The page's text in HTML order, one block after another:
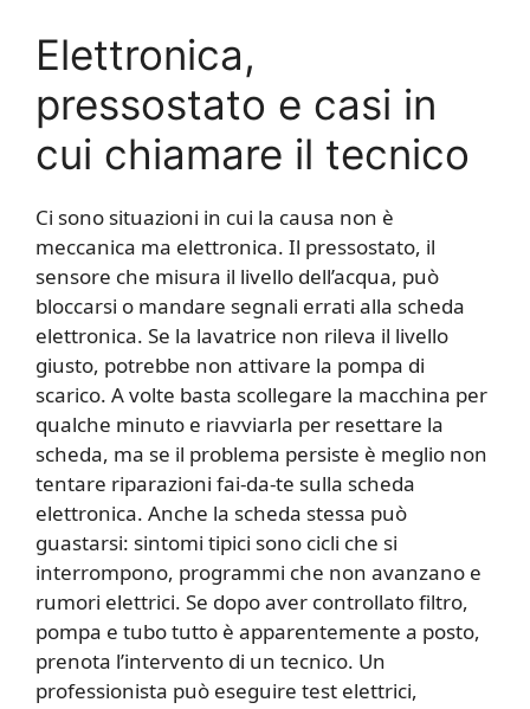
Elettronica,
pressostato e casi in
cui chiamare il tecnico
Ci sono situazioni in cui la causa non è
meccanica ma elettronica. Il pressostato, il
sensore che misura il livello dell’acqua, può
bloccarsi o mandare segnali errati alla scheda
elettronica. Se la lavatrice non rileva il livello
giusto, potrebbe non attivare la pompa di
scarico. A volte basta scollegare la macchina per
qualche minuto e riavviarla per resettare la
scheda, ma se il problema persiste è meglio non
tentare riparazioni fai-da-te sulla scheda
elettronica. Anche la scheda stessa può
guastarsi: sintomi tipici sono cicli che si
interrompono, programmi che non avanzano e
rumori elettrici. Se dopo aver controllato filtro,
pompa e tubo tutto è apparentemente a posto,
prenota l’intervento di un tecnico. Un
professionista può eseguire test elettrici,